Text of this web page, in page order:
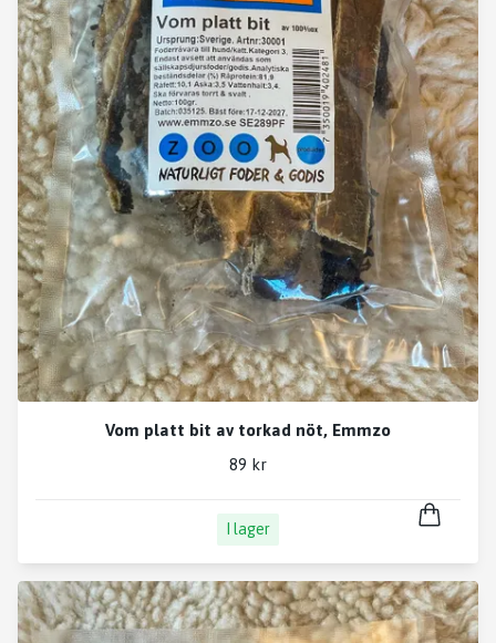
Vom platt bit av torkad nöt, Emmzo
89 kr
I lager